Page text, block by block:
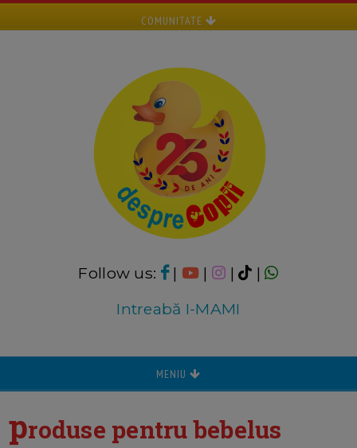
COMUNITATE
Follow us: | | |
|
Intreabă I-MAMI
MENIU
produse pentru bebelus